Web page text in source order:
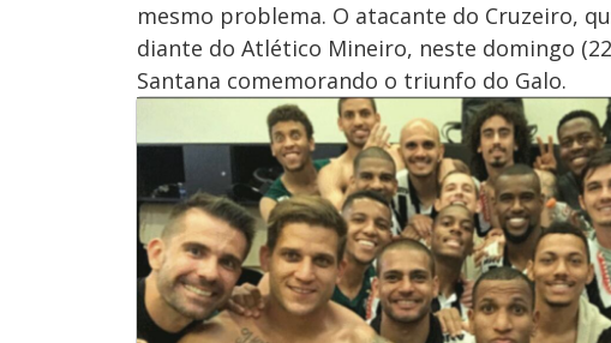
mesmo problema. O atacante do Cruzeiro,
diante do Atlético Mineiro, neste domingo
Santana comemorando o triunfo do Galo.